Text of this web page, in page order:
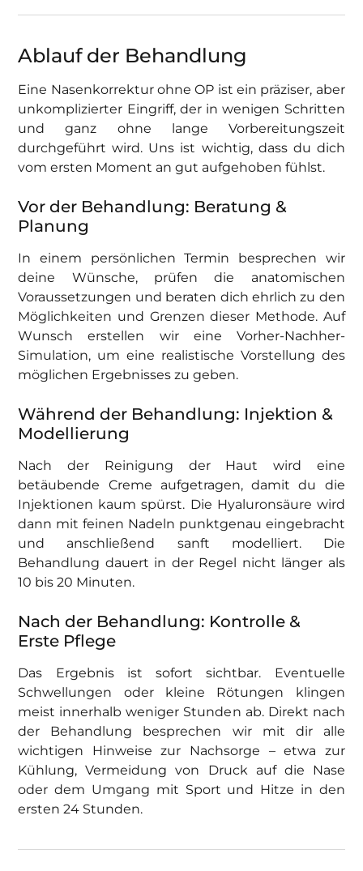
Ablauf der Behandlung
Eine Nasenkorrektur ohne OP ist ein präziser, aber
unkomplizierter Eingriff, der in wenigen Schritten
und ganz ohne lange Vorbereitungszeit
durchgeführt wird. Uns ist wichtig, dass du dich
vom ersten Moment an gut aufgehoben fühlst.
Vor der Behandlung: Beratung &
Planung
In einem persönlichen Termin besprechen wir
deine Wünsche, prüfen die anatomischen
Voraussetzungen und beraten dich ehrlich zu den
Möglichkeiten und Grenzen dieser Methode. Auf
Wunsch erstellen wir eine Vorher-Nachher-
Simulation, um eine realistische Vorstellung des
möglichen Ergebnisses zu geben.
Während der Behandlung: Injektion &
Modellierung
Nach der Reinigung der Haut wird eine
betäubende Creme aufgetragen, damit du die
Injektionen kaum spürst. Die Hyaluronsäure wird
dann mit feinen Nadeln punktgenau eingebracht
und anschließend sanft modelliert. Die
Behandlung dauert in der Regel nicht länger als
10 bis 20 Minuten.
Nach der Behandlung: Kontrolle &
Erste Pflege
Das Ergebnis ist sofort sichtbar. Eventuelle
Schwellungen oder kleine Rötungen klingen
meist innerhalb weniger Stunden ab. Direkt nach
der Behandlung besprechen wir mit dir alle
wichtigen Hinweise zur Nachsorge – etwa zur
Kühlung, Vermeidung von Druck auf die Nase
oder dem Umgang mit Sport und Hitze in den
ersten 24 Stunden.